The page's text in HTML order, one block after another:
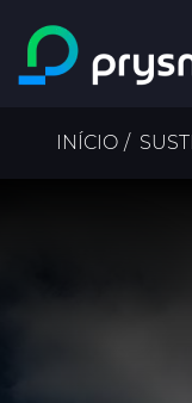
Ir para o
principal
INÍCIO